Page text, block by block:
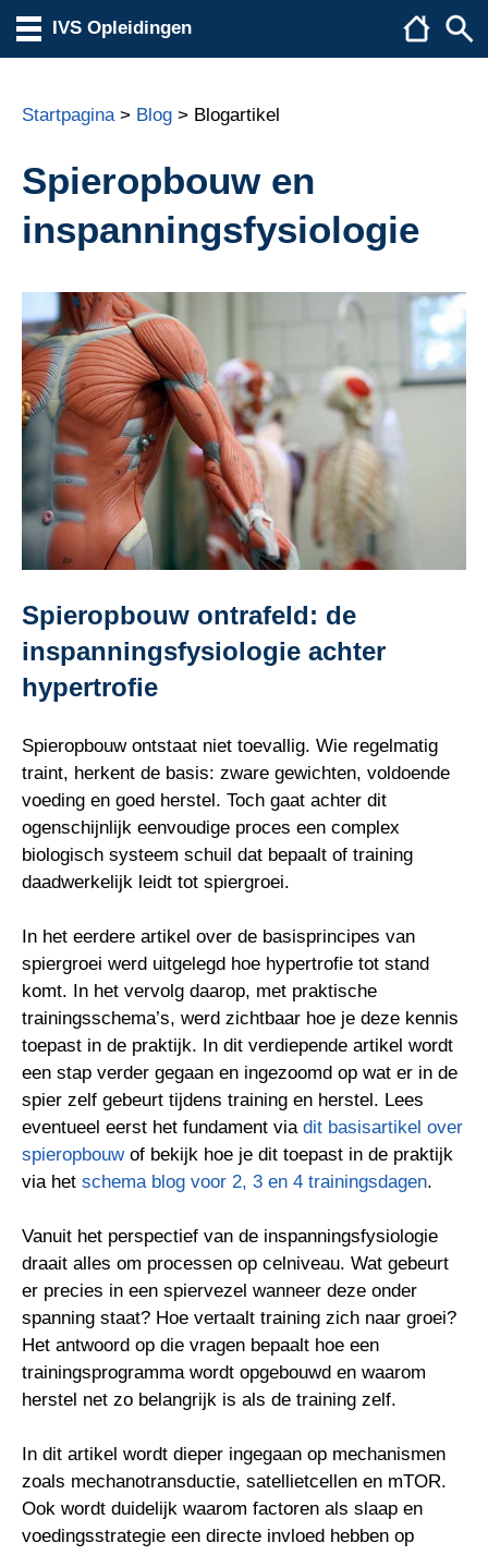
IVS Opleidingen
Startpagina> Blog > Blogartikel
Spieropbouw en
inspanningsfysiologie
Spieropbouw ontrafeld: de
inspanningsfysiologie achter
hypertrofie
Spieropbouw ontstaat niet toevallig. Wie regelmatig
traint, herkent de basis: zware gewichten, voldoende
voeding en goed herstel. Toch gaat achter dit
ogenschijnlijk eenvoudige proces een complex
biologisch systeem schuil dat bepaalt of training
daadwerkelijk leidt tot spiergroei.
In het eerdere artikel over de basisprincipes van
spiergroei werd uitgelegd hoe hypertrofie tot stand
komt. In het vervolg daarop, met praktische
trainingsschema’s, werd zichtbaar hoe je deze kennis
toepast in de praktijk. In dit verdiepende artikel wordt
een stap verder gegaan en ingezoomd op wat er in de
spier zelf gebeurt tijdens training en herstel. Lees
eventueel eerst het fundament via dit basisartikel over
spieropbouwof bekijk hoe je dit toepast in de praktijk
via het schema blog voor 2, 3 en 4 trainingsdagen.
Vanuit het perspectief van de inspanningsfysiologie
draait alles om processen op celniveau. Wat gebeurt
er precies in een spiervezel wanneer deze onder
spanning staat? Hoe vertaalt training zich naar groei?
Het antwoord op die vragen bepaalt hoe een
trainingsprogramma wordt opgebouwd en waarom
herstel net zo belangrijk is als de training zelf.
In dit artikel wordt dieper ingegaan op mechanismen
zoals mechanotransductie, satellietcellen en mTOR.
Ook wordt duidelijk waarom factoren als slaap en
voedingsstrategie een directe invloed hebben op